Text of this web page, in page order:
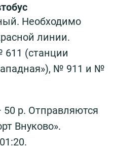
Необходимо
линии.
611 (станции
№ 911 и №
р. Отправляются
Внуково».